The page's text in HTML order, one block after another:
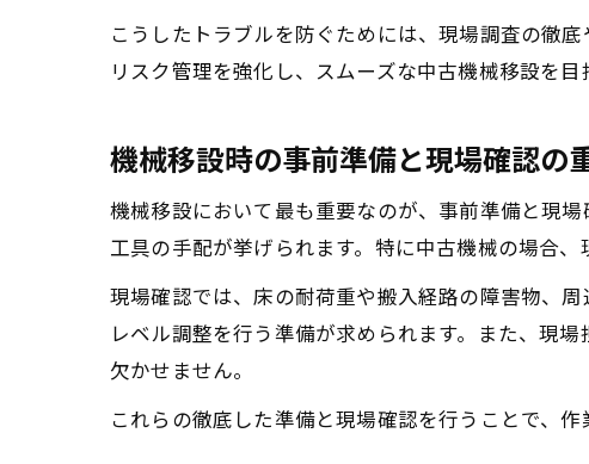
こうしたトラブルを防ぐためには、現場調査の徹
リスク管理を強化し、スムーズな中古機械移設を目
機械移設時の事前準備と現場確認の
機械移設において最も重要なのが、事前準備と現
工具の手配が挙げられます。特に中古機械の場合
現場確認では、床の耐荷重や搬入経路の障害物、
レベル調整を行う準備が求められます。また、現
欠かせません。
これらの徹底した準備と現場確認を行うことで、